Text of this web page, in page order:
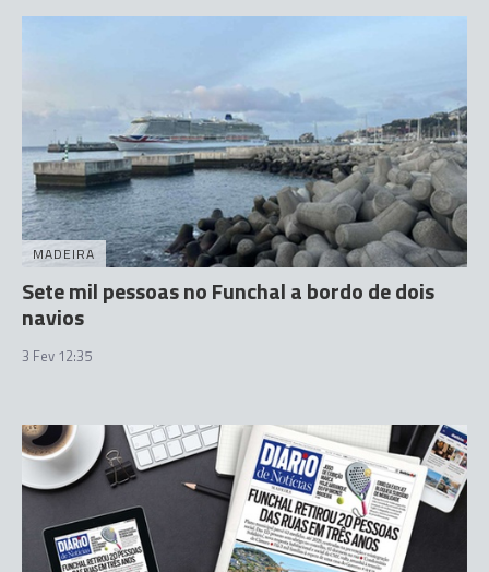
MADEIRA
Sete mil pessoas no Funchal a bordo de dois
navios
3 Fev 12:35